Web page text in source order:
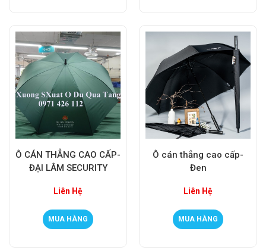
Ô CÁN THẲNG CAO CẤP-
ĐẠI LÂM SECURITY
Liên Hệ
MUA HÀNG
Ô cán thẳng cao cấp-
Đen
Liên Hệ
MUA HÀNG